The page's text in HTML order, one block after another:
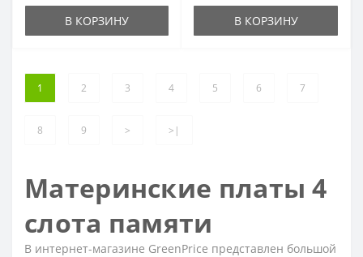
В КОРЗИНУ В КОРЗИНУ
1 2 3 4 5 6 7
8 9 > >|
Материнские платы 4
слота памяти
В интернет-магазине GreenPrice представлен большой